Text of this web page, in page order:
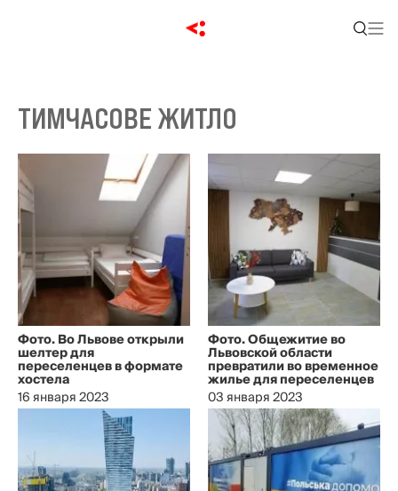
ТИМЧАСОВЕ ЖИТЛО
Фото. Во Львове открыли
шелтер для
переселенцев в формате
хостела
16 января 2023
Фото. Общежитие во
Львовской области
превратили во временное
жилье для переселенцев
03 января 2023